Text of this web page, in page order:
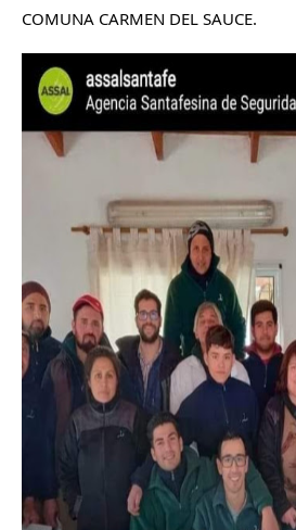
COMUNA CARMEN DEL SAUCE.